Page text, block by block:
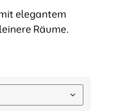
elegantem
Räume.